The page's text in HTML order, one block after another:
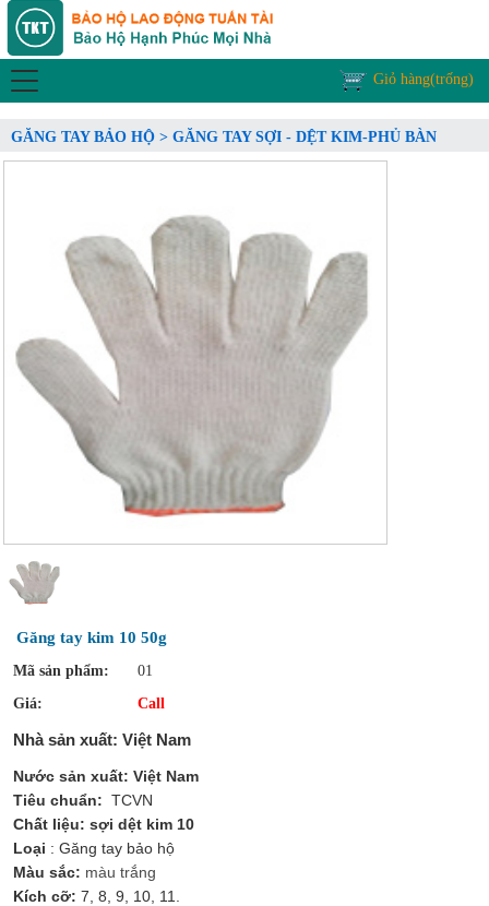
Giỏ hàng(trống)
GĂNG TAY BẢO HỘ > GĂNG TAY SỢI - DỆT KIM-PHỦ BÀN
Găng tay kim 10 50g
Mã sản phẩm:
01
Giá:
Call
Nhà sản xuất: Việt Nam
Nước sản xuất: Việt Nam
Tiêu chuẩn: TCVN
Chất liệu: sợi dệt kim 10
Loại : Găng tay bảo hộ
Màu sắc: màu trắng
Kích cỡ: 7, 8, 9, 10, 11.